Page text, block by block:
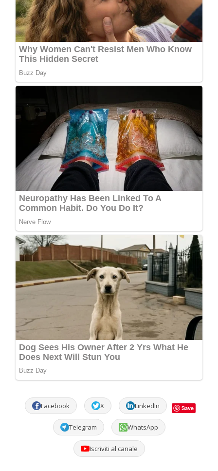
Facebook X LinkedIn Save
Telegram WhatsApp
Iscriviti al canale